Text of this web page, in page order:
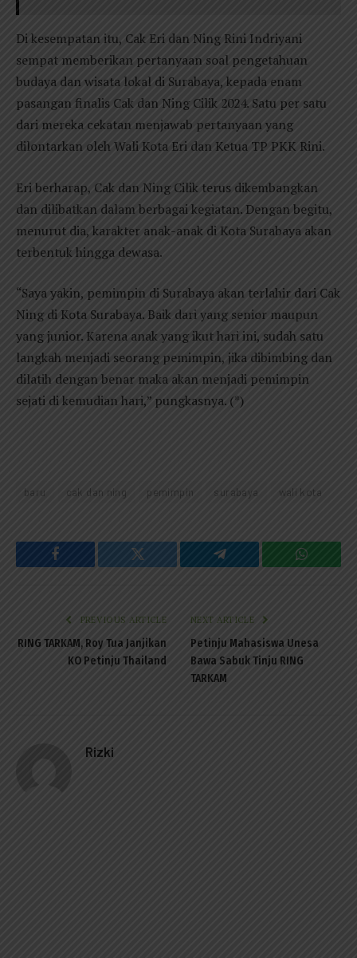
Di kesempatan itu, Cak Eri dan Ning Rini Indriyani
sempat memberikan pertanyaan soal pengetahuan
budaya dan wisata lokal di Surabaya, kepada enam
pasangan finalis Cak dan Ning Cilik 2024. Satu per satu
dari mereka cekatan menjawab pertanyaan yang
dilontarkan oleh Wali Kota Eri dan Ketua TP PKK Rini.
Eri berharap, Cak dan Ning Cilik terus dikembangkan
dan dilibatkan dalam berbagai kegiatan. Dengan begitu,
menurut dia, karakter anak-anak di Kota Surabaya akan
terbentuk hingga dewasa.
“Saya yakin, pemimpin di Surabaya akan terlahir dari Cak
Ning di Kota Surabaya. Baik dari yang senior maupun
yang junior. Karena anak yang ikut hari ini, sudah satu
langkah menjadi seorang pemimpin, jika dibimbing dan
dilatih dengan benar maka akan menjadi pemimpin
sejati di kemudian hari,” pungkasnya. (*)
baru cak dan ning pemimpin surabaya wali kota
Facebook Twitter Telegram
PREVIOUS ARTICLE
RING TARKAM, Roy Tua Janjikan
KO Petinju Thailand
NEXT ARTICLE
Petinju Mahasiswa Unesa
Bawa Sabuk Tinju RING
TARKAM
Rizki